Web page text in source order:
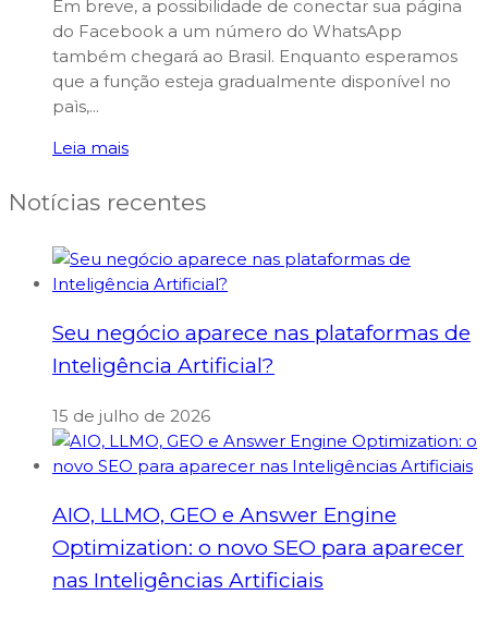
Em breve, a possibilidade de conectar sua página
do Facebook a um número do WhatsApp
também chegará ao Brasil. Enquanto esperamos
que a função esteja gradualmente disponível no
paìs,...
Leia mais
Notícias recentes
Seu negócio aparece nas plataformas de
Inteligência Artificial?
15 de julho de 2026
AIO, LLMO, GEO e Answer Engine
Optimization: o novo SEO para aparecer
nas Inteligências Artificiais